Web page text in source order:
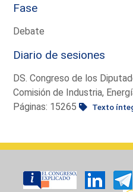
Fase
Debate
Diario de sesiones
DS. Congreso de los
Comisión de Industria,
Páginas: 15265
Texto